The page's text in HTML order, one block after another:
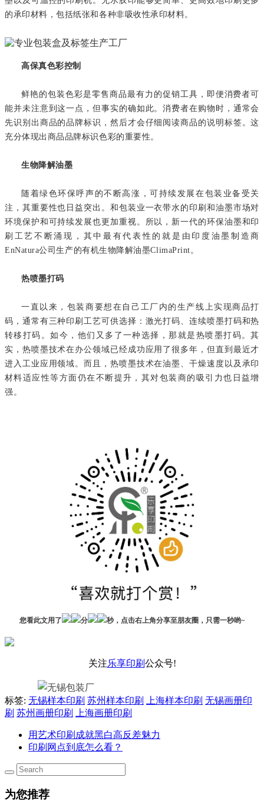
的承印材料，包括纸张和各种非吸收性承印材料。
高保真色彩控制
鲜艳的包装色彩是零售商品最有力的促销工具，即便消费者可
能并未注意到这一点，但事实的确如此。消费者在购物时，通常会
先识别出商品的品牌标识，然后才会仔细阅读商品的说明标签。这
充分体现出商品品牌标识色彩的重要性。
生物降解油墨
随着绿色环保呼声的不断高涨，可持续发展在包装业备受关
注，其重要性也日益突出。和包装业一衣带水的印刷和油墨市场对
环境保护和可持续发展也更加重视。所以，新一代的环保油墨和印
刷工艺不断涌现，其中最有代表性的就是由印度油墨制造商
EnNatura公司生产的有机生物降解油墨ClimaPrint。
热喷墨打码
一直以来，包装商要想在自己工厂内的生产线上实现商品打
码，通常有三种印刷工艺可供选择：激光打码、连续喷墨打码和热
转移打码。如今，他们又多了一种选择，那就是热喷墨打码。其
实，热喷墨技术在办公领域已经成功应用了很多年，但直到最近才
进入工业应用领域。而且，热喷墨技术在油墨、干燥速度以及承印
材料适应性等方面仍在不断提升，其对包装商的吸引力也日益增
强。
您看此文用了 分 秒，点击右上角分享至朋友圈，只需一秒哟~
关注乐享印刷公众号!
标签: 无锡样本印刷 苏州样本印刷 上海样本印刷 无锡画册印
刷 苏州画册印刷 上海画册印刷
用艺术印刷成就黑白高反差魅力
印刷网点到底怎么看？
为您推荐